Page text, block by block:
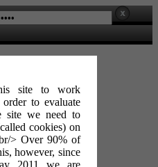
site to work
to evaluate
site we need to
cookies) on
> Over 90% of
however, since
2011 we are